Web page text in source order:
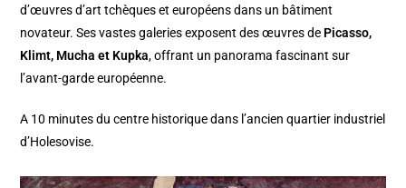
d’œuvres d’art tchèques et européens dans un bâtiment
novateur. Ses vastes galeries exposent des œuvres de Picasso,
Klimt, Mucha et Kupka, offrant un panorama fascinant sur
l’avant-garde européenne.
A 10 minutes du centre historique dans l’ancien quartier industriel
d’Holesovise.